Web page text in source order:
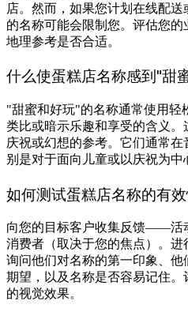
店。然而，如果您计划在线配
的名称可能会限制您。评估您
地理参考是否合适。
什么使蛋糕店名称感到"甜
"甜蜜和好玩"的名称通常使用轻
类比或暗示乐趣和享受的含义。
庆祝或幻想的参考。它们通常
别是对于面向儿童或以庆祝为中
如何测试蛋糕店名称的有效
向您的目标客户收集反馈——活
消费者（取决于您的焦点）。进
询问他们对名称的第一印象、
期望，以及名称是否容易记住
的视觉效果。